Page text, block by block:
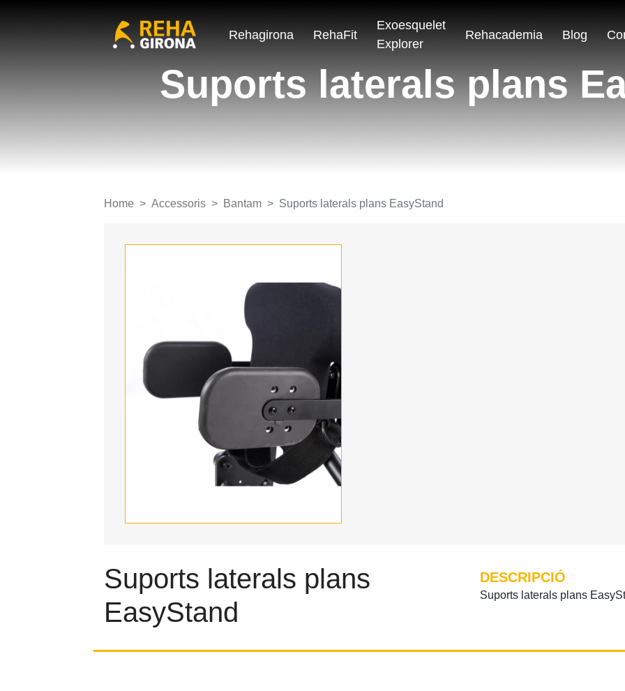
Rehagirona RehaFit
Exoesquelet
Explorer
Rehacademia Blog
Suports laterals plans
Home Accessoris Bantam Suports laterals plans EasyStand
Suports laterals plans
EasyStand
DESCRIPCIÓ
Suports laterals plans